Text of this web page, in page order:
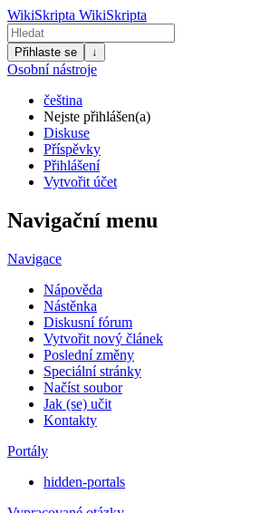
WikiSkripta WikiSkripta
Přihlaste se ↓
Osobní nástroje
čeština
Nejste přihlášen(a)
Diskuse
Příspěvky
Přihlášení
Vytvořit účet
Navigační menu
Navigace
Nápověda
Nástěnka
Diskusní fórum
Vytvořit nový článek
Poslední změny
Speciální stránky
Načíst soubor
Jak (se) učit
Kontakty
Portály
hidden-portals